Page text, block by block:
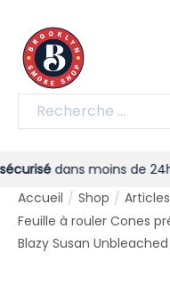
dans moins de 24h
Accueil / Shop /
Feuille à rouler Cones
Blazy Susan